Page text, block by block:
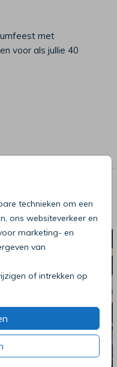
technieken om een
ons websiteverkeer en
marketing- en
van
of intrekken op
met
voor als jullie 40